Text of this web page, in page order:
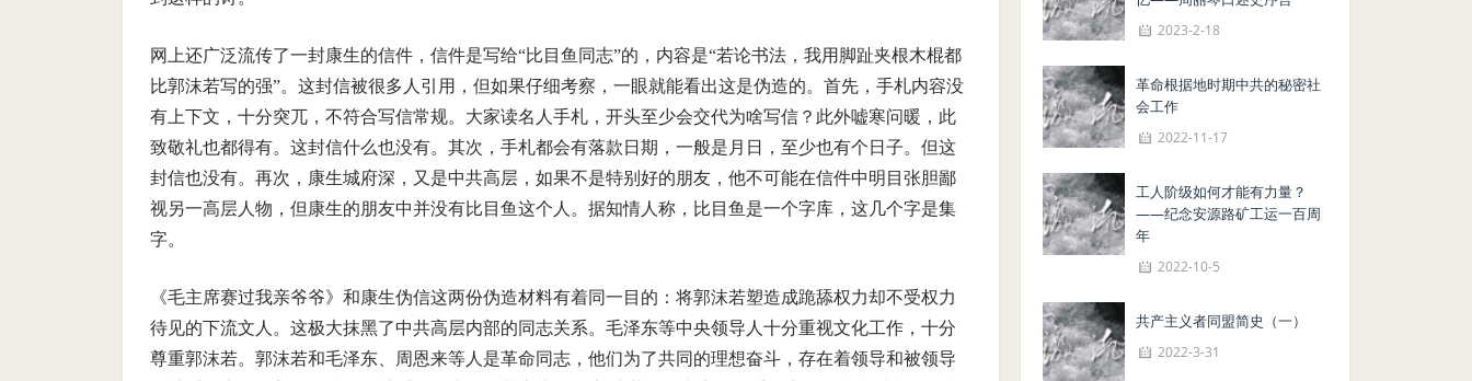
网上还广泛流传了一封康生的信件，信件是写给“比目鱼同志”的，内容是“若论书法，我用脚趾夹根木棍都
比郭沫若写的强”。这封信被很多人引用，但如果仔细考察，一眼就能看出这是伪造的。首先，手札内容没
有上下文，十分突兀，不符合写信常规。大家读名人手札，开头至少会交代为啥写信？此外嘘寒问暖，此
致敬礼也都得有。这封信什么也没有。其次，手札都会有落款日期，一般是月日，至少也有个日子。但这
封信也没有。再次，康生城府深，又是中共高层，如果不是特别好的朋友，他不可能在信件中明目张胆鄙
视另一高层人物，但康生的朋友中并没有比目鱼这个人。据知情人称，比目鱼是一个字库，这几个字是集
字。
《毛主席赛过我亲爷爷》和康生伪信这两份伪造材料有着同一目的：将郭沫若塑造成跪舔权力却不受权力
待见的下流文人。这极大抹黑了中共高层内部的同志关系。毛泽东等中央领导人十分重视文化工作，十分
尊重郭沫若。郭沫若和毛泽东、周恩来等人是革命同志，他们为了共同的理想奋斗，存在着领导和被领导
2023-2-18
革命根据地时期中共的秘密社
会工作
2022-11-17
工人阶级如何才能有力量？
——纪念安源路矿工运一百周
年
2022-10-5
共产主义者同盟简史（一）
2022-3-31